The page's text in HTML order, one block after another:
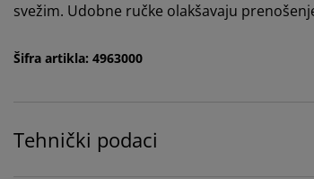
svežim. Udobne ručke olakšavaju
Šifra artikla: 4963000
Tehnički podaci